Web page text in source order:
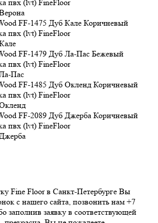
Пас
Fine Floor в Санкт-Петербурге Вы
с нашего сайта, позвонить нам +7
заполнив заявку в соответствующей